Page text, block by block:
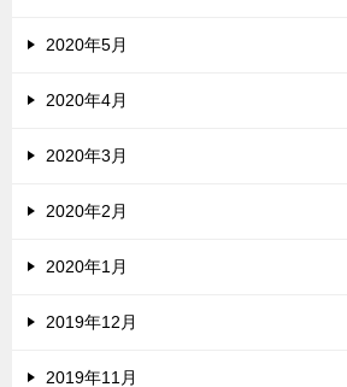
2020年5月
2020年4月
2020年3月
2020年2月
2020年1月
2019年12月
2019年11月